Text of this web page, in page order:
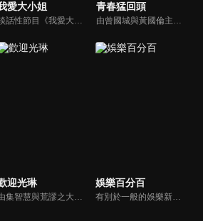
愛大小姐
談話性節目《我愛大小姐》是由吳淡如、林慧萍主持的一檔談話性節目，講訴女人間的那些事。
青春猛回頭
由曾國城與黃國倫主持，節目中邀請20位20歲以下青少年組成青春團，另一邊則為年紀相較成熟的藝人來賓為不老團，每集分別就一件青少年必定遇見的事件討論，看兩個不同年代的人們，所擁有的不同看法與立場。帶領讓觀眾一起回到那些年的青春歲月！
迎光琳
由集智慧與荒謬之大成的奇葩大叔-沈玉琳與話鋒大膽的俏麗甜心-范乙霏(Albee)共同主持。餐桌上趣味橫生，檯面下爾虞我詐，五花八門的另類話題，層出不窮的驚奇爆點，此起彼落的嘻笑怒罵聲道盡人生悲歡離合。邊吃邊聊，將美味與趣味完美結合的吃播新模式。歡迎光琳，敬邀您大駕觀琳！
娛樂百分百
有別於一般的娛樂新聞播報，透過遊戲、粉絲互動認識大明星們的真性情，歌唱單元讓你享受歌手們天籟般的歌聲，各式專題報導是為最佳懶人包，掌握最新娛樂動態，求新求變的節目單元刺激你的感官、滿足你的視覺，帶給你滿滿的歡笑，洗去整日的疲憊！